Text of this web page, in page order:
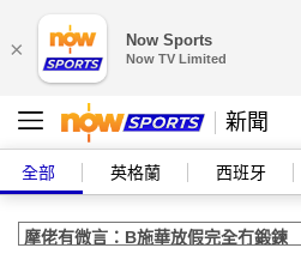
× Now Sports
Now TV Limited
新聞
全部 英格蘭 西班牙